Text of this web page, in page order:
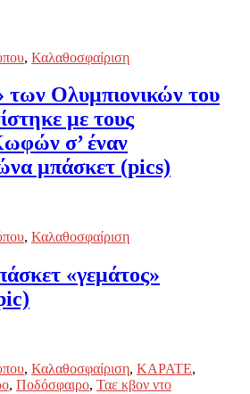
, Καλαθοσφαίριση
Ολυμπιονικών του
με τους
σ’ έναν
μπάσκετ (pics)
, Καλαθοσφαίριση
«γεμάτος»
, Καλαθοσφαίριση, ΚΑΡΑΤΕ,
, Ποδόσφαιρο, Ταε κβον ντο